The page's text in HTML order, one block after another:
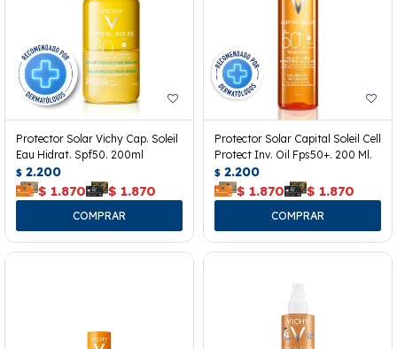
Protector Solar Vichy Cap. Soleil
Eau Hidrat. Spf50. 200ml
$ 2.200
$ 1.870 $ 1.870
Protector Solar Capital Soleil Cell
Protect Inv. Oil Fps50+. 200 Ml.
$ 2.200
$ 1.870 $ 1.870